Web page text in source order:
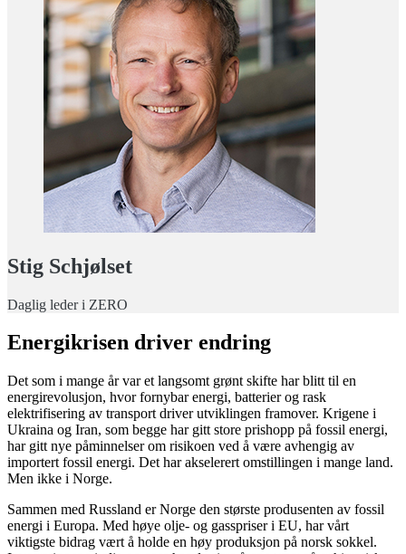
Stig Schjølset
Daglig leder i ZERO
Energikrisen driver endring
Det som i mange år var et langsomt grønt skifte har blitt til en
energirevolusjon, hvor fornybar energi, batterier og rask
elektrifisering av transport driver utviklingen framover. Krigene i
Ukraina og Iran, som begge har gitt store prishopp på fossil energi,
har gitt nye påminnelser om risikoen ved å være avhengig av
importert fossil energi. Det har akselerert omstillingen i mange land.
Men ikke i Norge.
Sammen med Russland er Norge den største produsenten av fossil
energi i Europa. Med høye olje- og gasspriser i EU, har vårt
viktigste bidrag vært å holde en høy produksjon på norsk sokkel.